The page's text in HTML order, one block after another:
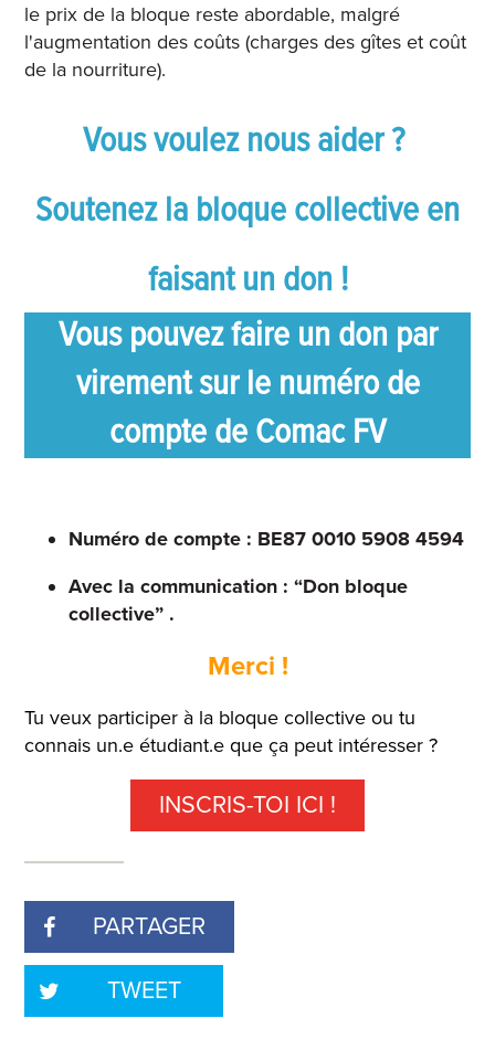
le prix de la bloque reste abordable, malgré
l'augmentation des coûts (charges des gîtes et coût
de la nourriture).
Vous voulez nous aider ?
Soutenez la bloque collective en
faisant un don !
Vous pouvez faire un don par
virement sur le numéro de
compte de Comac FV
Numéro de compte : BE87 0010 5908 4594
Avec la communication : “Don bloque
collective” .
Merci !
Tu veux participer à la bloque collective ou tu
connais un.e étudiant.e que ça peut intéresser ?
INSCRIS-TOI ICI !
PARTAGER
TWEET